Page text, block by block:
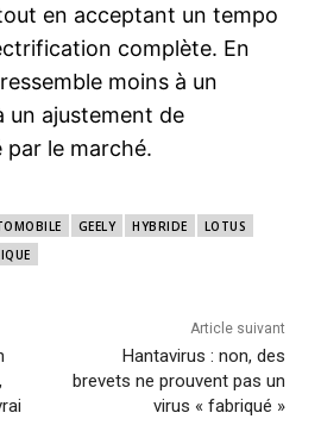
en acceptant un tempo
complète. En
moins à un
un ajustement de
par le marché.
GEELY HYBRIDE
LOTUS
Article suivant
Hantavirus : non, des
brevets ne prouvent pas un
virus « fabriqué »